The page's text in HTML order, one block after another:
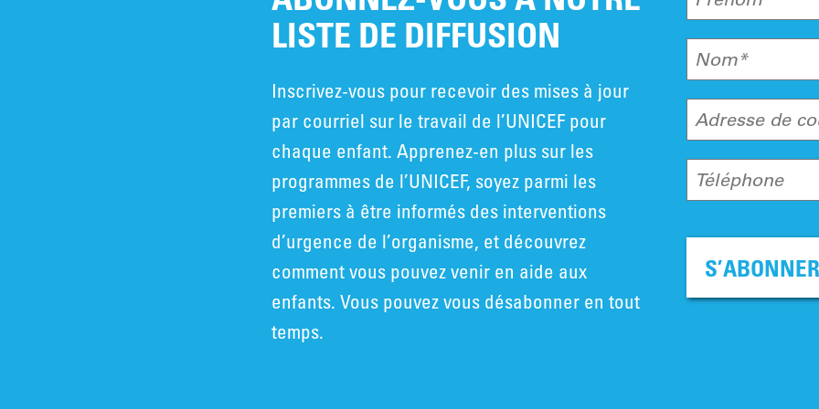
LISTE DE DIFFUSION
Inscrivez-vous pour recevoir des mises à jour
par courriel sur le travail de l’UNICEF pour
chaque enfant. Apprenez-en plus sur les
programmes de l’UNICEF, soyez parmi les
premiers à être informés des interventions
d’urgence de l’organisme, et découvrez
comment vous pouvez venir en aide aux
enfants. Vous pouvez vous désabonner en tout
temps.
Nom*
Adresse de
Téléphone
S’ABONNER